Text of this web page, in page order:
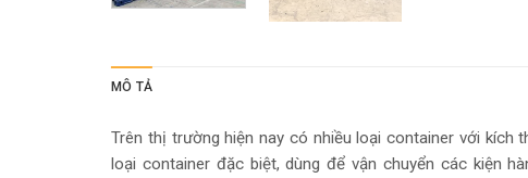
MÔ TẢ
Trên thị trường hiện nay có nhiều loại container với kích
loại container đặc biệt, dùng để vận chuyển các kiện